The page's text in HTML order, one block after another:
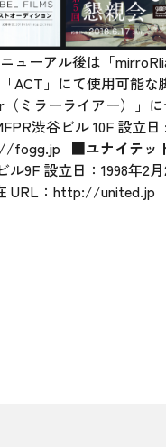
ューアル後は「
ACT」にて使用可能
（ミラーライアー）」
渋谷ビル 10F 設立
fogg.jp ■ユナイテッ
ル9F 設立日：1998年
URL： http://united.jp